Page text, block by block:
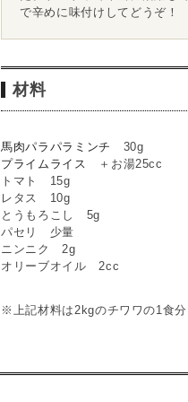
で辛めに味付けしてどうぞ！
材料
馬肉パラパラミンチ
30g
プライムライス
＋お湯25cc
トマト 15g
レタス 10g
とうもろこし 5g
パセリ 少量
ニンニク 2g
オリーブオイル 2cc
※上記材料は2kgのチワワの1食分